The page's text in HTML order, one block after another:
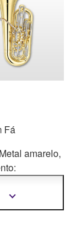
Fá
amarelo,
Mostrar